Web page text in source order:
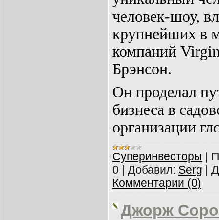
человек-шоу,
крупнейших в
компаний
Брэнсон.
Он проделал
бизнеса в
организации
Суперинвесторы
0
Добавил: Serg
Комментарии (0)
Джорж